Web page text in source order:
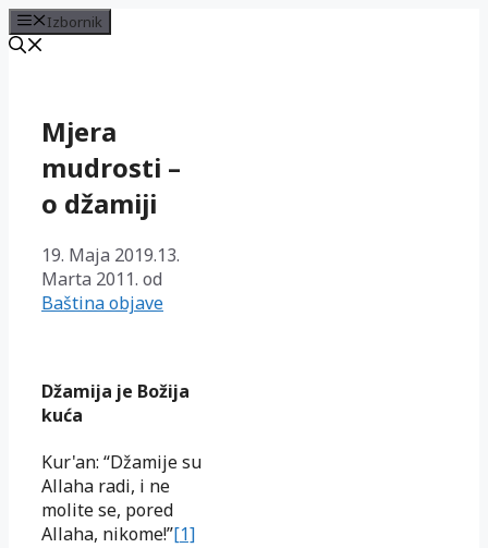
Izbornik
sadržajMjera
mudrosti –
o džamiji
19. Maja 2019.13.
Marta 2011. od
Baština objave
Džamija je Božija
kuća
Kur'an: “Džamije su
Allaha radi, i ne
molite se, pored
Allaha, nikome!”[1]